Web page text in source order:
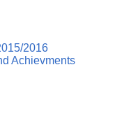
2016
Achievments